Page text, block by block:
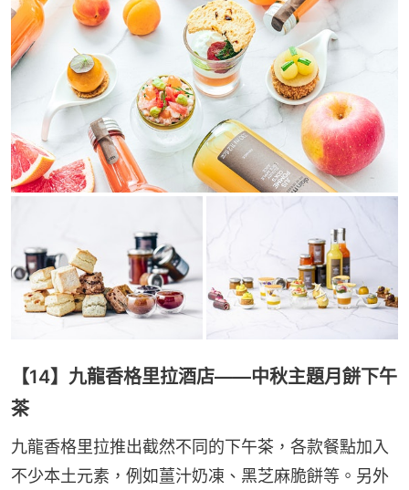
【14】九龍香格里拉酒店——中秋主題月餅下午
茶
九龍香格里拉推出截然不同的下午茶，各款餐點加入
不少本土元素，例如薑汁奶凍、黑芝麻脆餅等。另外